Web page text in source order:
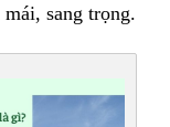
sang trọng.